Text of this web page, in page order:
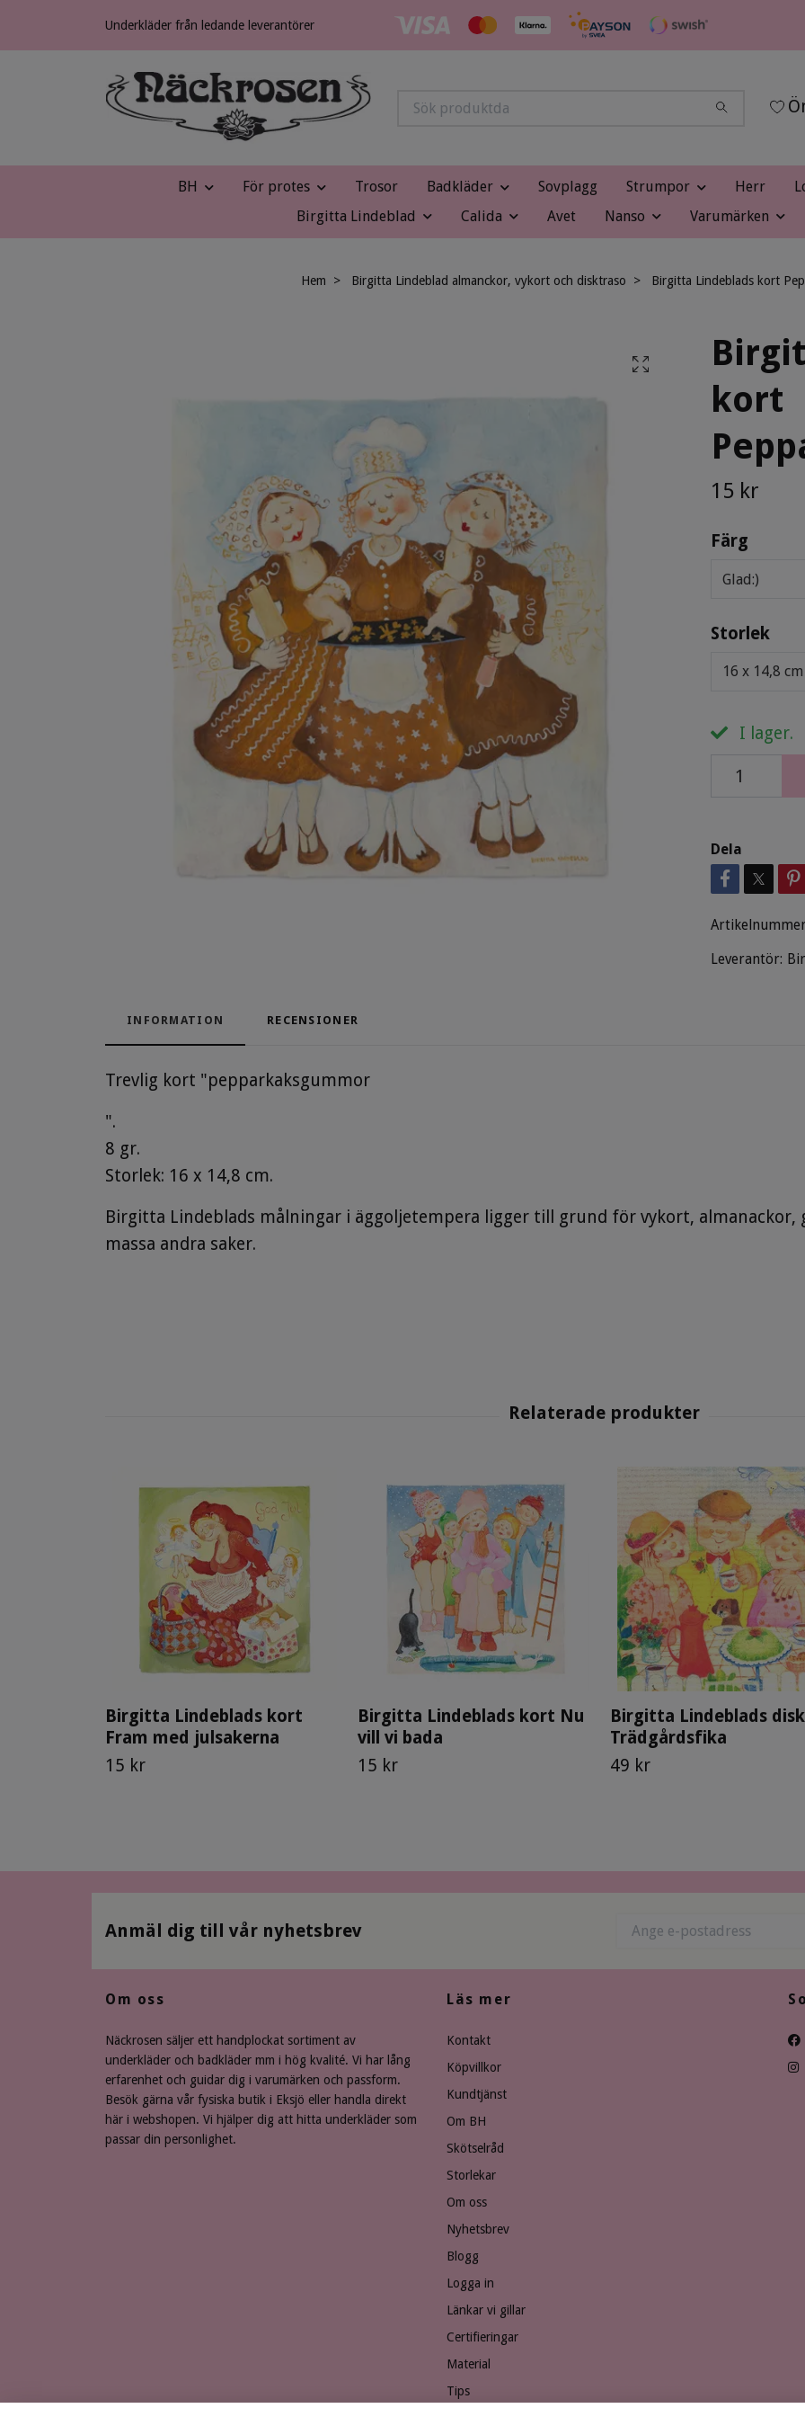
Underkläder från ledande leverantörer
BH För protes Trosor Badkläder Sovplagg Strumpor Herr
Birgitta Lindeblad
Calida Avet Nanso Varumärken
Hem Birgitta Lindeblad almanckor, vykort och disktraso Birgitta Lindeblads kort
kort
15 kr
Färg
Glad:)
Storlek
16 x 14,8 cm
I lager.
Dela
Leverantör:
INFORMATION RECENSIONER
Trevlig kort "pepparkaksgummor
".
8 gr.
Storlek: 16 x 14,8 cm.
Birgitta Lindeblads målningar i äggoljetempera ligger till grund för vykort, almanackor,
massa andra saker.
Birgitta Lindeblads kort
Fram med julsakerna
15 kr
Birgitta Lindeblads kort Nu
vill vi bada
15 kr
Birgitta Lindeblads
Trädgårdsfika
49 kr
Anmäl dig till vår nyhetsbrev
Om oss
Näckrosen säljer ett handplockat sortiment av
underkläder och badkläder mm i hög kvalité. Vi har lång
erfarenhet och guidar dig i varumärken och passform.
Besök gärna vår fysiska butik i Eksjö eller handla direkt
här i webshopen. Vi hjälper dig att hitta underkläder som
passar din personlighet.
Läs mer
Kontakt
Köpvillkor
Kundtjänst
Om BH
Skötselråd
Storlekar
Om oss
Nyhetsbrev
Blogg
Logga in
Länkar vi gillar
Certifieringar
Material
Tips